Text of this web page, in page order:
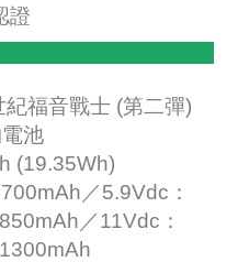
證
福音戰士 (第二彈)
池
(19.35Wh)
／5.9Vdc：
／11Vdc：